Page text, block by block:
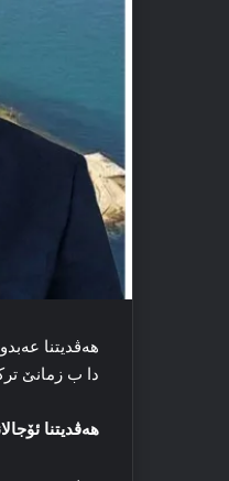
هەڤدیتنا
دا ب زمانێ
هەڤدیتنا